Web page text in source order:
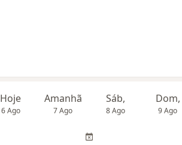
Hoje
6 Ago
Amanhã
7 Ago
Sáb,
8 Ago
Dom,
9 Ago